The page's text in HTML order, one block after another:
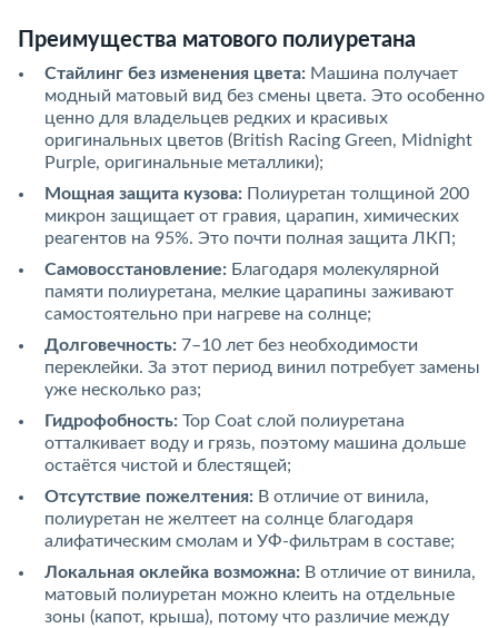
Преимущества матового полиуретана
Стайлинг без изменения цвета: Машина получает
модный матовый вид без смены цвета. Это особенно
ценно для владельцев редких и красивых
оригинальных цветов (British Racing Green, Midnight
Purple, оригинальные металлики);
Мощная защита кузова: Полиуретан толщиной 200
микрон защищает от гравия, царапин, химических
реагентов на 95%. Это почти полная защита ЛКП;
Самовосстановление: Благодаря молекулярной
памяти полиуретана, мелкие царапины заживают
самостоятельно при нагреве на солнце;
Долговечность: 7–10 лет без необходимости
переклейки. За этот период винил потребует замены
уже несколько раз;
Гидрофобность: Top Coat слой полиуретана
отталкивает воду и грязь, поэтому машина дольше
остаётся чистой и блестящей;
Отсутствие пожелтения: В отличие от винила,
полиуретан не желтеет на солнце благодаря
алифатическим смолам и УФ-фильтрам в составе;
Локальная оклейка возможна: В отличие от винила,
матовый полиуретан можно клеить на отдельные
зоны (капот, крыша), потому что различие между